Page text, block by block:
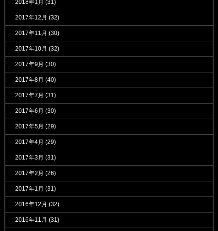
2018年1月 (31)
2017年12月 (32)
2017年11月 (30)
2017年10月 (32)
2017年9月 (30)
2017年8月 (40)
2017年7月 (31)
2017年6月 (30)
2017年5月 (29)
2017年4月 (29)
2017年3月 (31)
2017年2月 (26)
2017年1月 (31)
2016年12月 (32)
2016年11月 (31)